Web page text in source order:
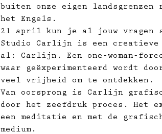
buiten onze eigen
het Engels.
21 april kun je al jouw vragen
Studio Carlijn is een
al: Carlijn. Een one-woman-
waar geëxperimenteerd wordt
veel vrijheid om te ontdekken.
Van oorsprong is Carlijn
door het zeefdruk proces. Het
een meditatie en met de
medium.